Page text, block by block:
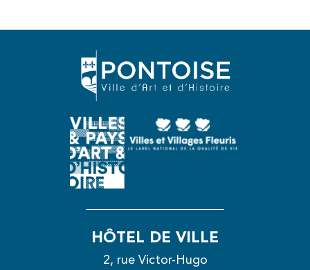
HÔTEL DE VILLE
2, rue Victor-Hugo